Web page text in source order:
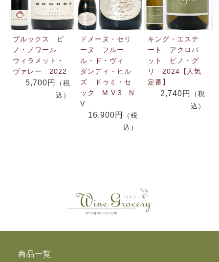
ブルックス ピ
ノ・ノワール
ウィラメット・
ヴァレー 2022
5,700円
（税
込）
ドメーヌ・セリ
ーヌ フルー
ル・ド・ヴィ
ダンディ・ヒル
ズ ドゥミ・セ
ック M.V.3 N
V
16,900円
（税
込）
キング・エステ
ート アクロバ
ット ピノ・グ
リ 2024【人気
定番】
2,740円
（税
込）
商品一覧